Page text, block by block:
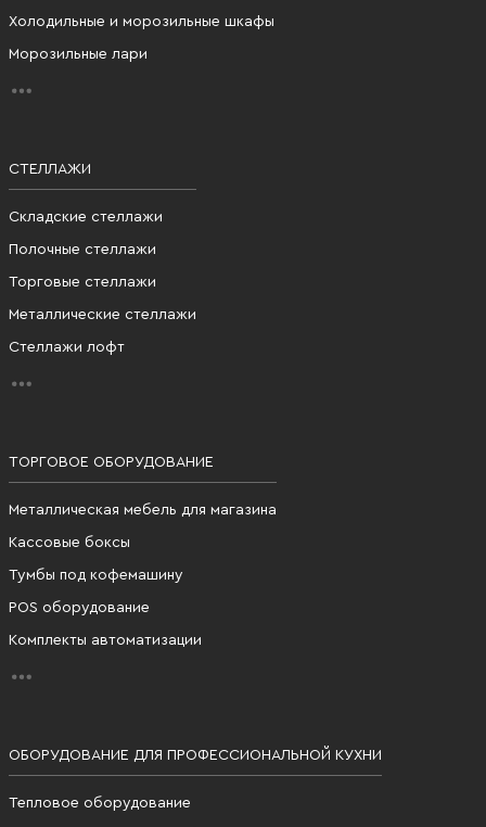
Холодильные и морозильные шкафы
Морозильные лари
СТЕЛЛАЖИ
Складские стеллажи
Полочные стеллажи
Торговые стеллажи
Металлические стеллажи
Стеллажи лофт
ТОРГОВОЕ ОБОРУДОВАНИЕ
Металлическая мебель для магазина
Кассовые боксы
Тумбы под кофемашину
POS оборудование
Комплекты автоматизации
ОБОРУДОВАНИЕ ДЛЯ ПРОФЕССИОНАЛЬНОЙ КУХНИ
Тепловое оборудование